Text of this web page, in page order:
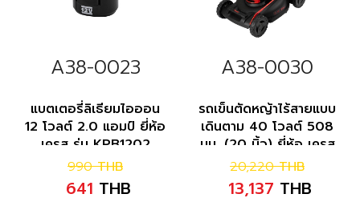
A38-0023
แบตเตอรี่ลิเธียมไอออน
12 โวลต์ 2.0 แอมป์ ยี่ห้อ
เครส รุ่น KPB1202
990 THB
641 THB
A38-0030
รถเข็นตัดหญ้าไร้สายแบบ
เดินตาม 40 โวลต์ 508
มม. (20 นิ้ว) ยี่ห้อ เครส
รุ่น KG754.9
20,220 THB
13,137 THB